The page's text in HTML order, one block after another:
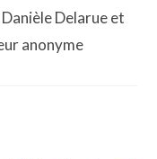
Delarue et
anonyme